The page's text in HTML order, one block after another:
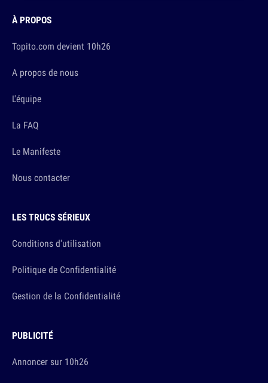
À PROPOS
Topito.com devient 10h26
A propos de nous
L'équipe
La FAQ
Le Manifeste
Nous contacter
LES TRUCS SÉRIEUX
Conditions d'utilisation
Politique de Confidentialité
Gestion de la Confidentialité
PUBLICITÉ
Annoncer sur 10h26